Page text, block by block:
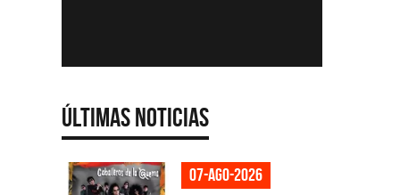
Últimas Noticias
07-ago-2026